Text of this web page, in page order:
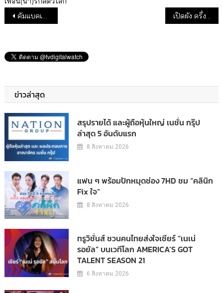
แนะแนวเรื่อง
คัมแบคเต็มวงในรอบ 9 ปี “โปงลางสะออน” ชวนแฟนอีสานม่วนอิหลี เปิดผัง ครึ่งปีหลังช่องเวิร์คพอยท์ 23 ลุยสู้ศึกไพรม์ไทม์
ข่าวล่าสุด
สรุปรายได้ และผู้ถือหุ้นใหญ่ เนชั่น กรุ๊ป
ล่าสุด 5 อันดับแรก
8 สิงหาคม 2026
แฟน ๆ พร้อมปักหมุดช่อง 7HD ชม “คลินิก
Fix ใจ”
8 สิงหาคม 2026
ทรูวิชั่นส์ ชวนคนไทยส่งใจเชียร์ “เนเน่
รอยัล” บนเวทีโลก AMERICA’S GOT
TALENT SEASON 21
6 สิงหาคม 2026